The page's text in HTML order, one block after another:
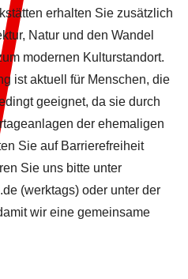
erhalten Sie zusätzlich
Natur und den Wandel
modernen Kulturstandort.
ist aktuell für Menschen, die
geeignet, da sie durch
der ehemaligen
Sie auf Barrierefreiheit
Sie uns bitte unter
(werktags) oder unter der
wir eine gemeinsame